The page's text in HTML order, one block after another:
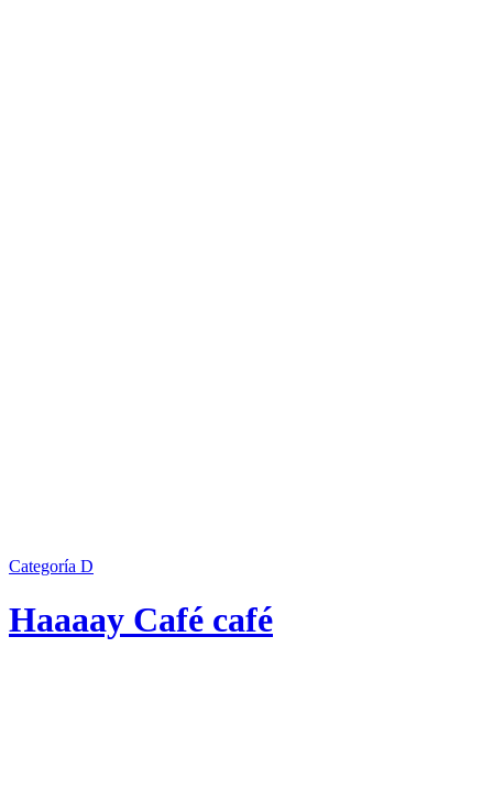
Categoría D
Haaaay Café café